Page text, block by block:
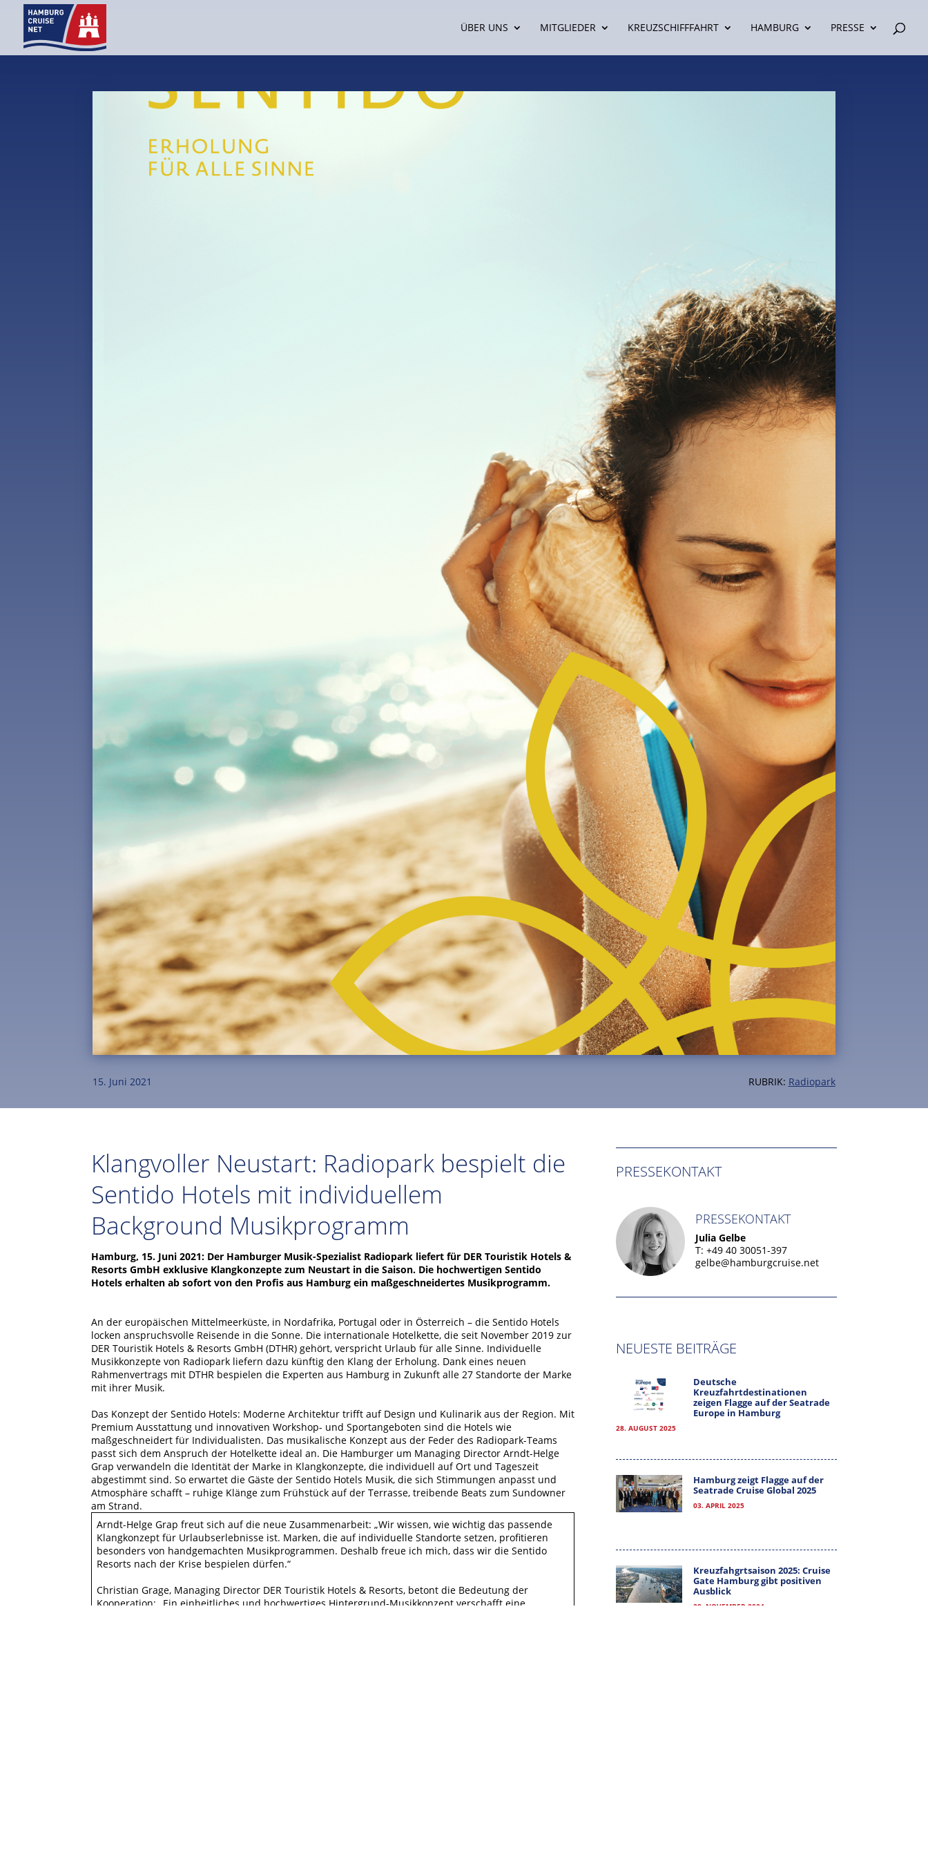
ÜBER UNS MITGLIEDER KREUZSCHIFFFAHRT HAMBURG PRESSE
15. Juni 2021 RUBRIK: Radiopark
Klangvoller Neustart: Radiopark bespielt die
Sentido Hotels mit individuellem
Background Musikprogramm
Hamburg, 15. Juni 2021: Der Hamburger Musik-Spezialist Radiopark liefert für DER Touristik Hotels &
Resorts GmbH exklusive Klangkonzepte zum Neustart in die Saison. Die hochwertigen Sentido
Hotels erhalten ab sofort von den Profis aus Hamburg ein maßgeschneidertes Musikprogramm.
An der europäischen Mittelmeerküste, in Nordafrika, Portugal oder in Österreich – die Sentido Hotels
locken anspruchsvolle Reisende in die Sonne. Die internationale Hotelkette, die seit November 2019 zur
DER Touristik Hotels & Resorts GmbH (DTHR) gehört, verspricht Urlaub für alle Sinne. Individuelle
Musikkonzepte von Radiopark liefern dazu künftig den Klang der Erholung. Dank eines neuen
Rahmenvertrags mit DTHR bespielen die Experten aus Hamburg in Zukunft alle 27 Standorte der Marke
mit ihrer Musik.
Das Konzept der Sentido Hotels: Moderne Architektur trifft auf Design und Kulinarik aus der Region. Mit
Premium Ausstattung und innovativen Workshop- und Sportangeboten sind die Hotels wie
maßgeschneidert für Individualisten. Das musikalische Konzept aus der Feder des Radiopark-Teams
passt sich dem Anspruch der Hotelkette ideal an. Die Hamburger um Managing Director Arndt-Helge
Grap verwandeln die Identität der Marke in Klangkonzepte, die individuell auf Ort und Tageszeit
abgestimmt sind. So erwartet die Gäste der Sentido Hotels Musik, die sich Stimmungen anpasst und
Atmosphäre schafft – ruhige Klänge zum Frühstück auf der Terrasse, treibende Beats zum Sundowner
am Strand.
Arndt-Helge Grap freut sich auf die neue Zusammenarbeit: „Wir wissen, wie wichtig das passende
Klangkonzept für Urlaubserlebnisse ist. Marken, die auf individuelle Standorte setzen, profitieren
besonders von handgemachten Musikprogrammen. Deshalb freue ich mich, dass wir die Sentido
Resorts nach der Krise bespielen dürfen.“
Christian Grage, Managing Director DER Touristik Hotels & Resorts, betont die Bedeutung der
Kooperation: „Ein einheitliches und hochwertiges Hintergrund-Musikkonzept verschafft eine
PRESSEKONTAKT
PRESSEKONTAKT
Julia Gelbe
T: +49 40 30051-397
gelbe@hamburgcruise.net
NEUESTE BEITRÄGE
Deutsche
Kreuzfahrtdestinationen
zeigen Flagge auf der Seatrade
Europe in Hamburg
28. AUGUST 2025
Hamburg zeigt Flagge auf der
Seatrade Cruise Global 2025
03. APRIL 2025
Kreuzfahgrtsaison 2025: Cruise
Gate Hamburg gibt positiven
Ausblick
28. NOVEMBER 2024
Hamburg Cruise Net e. V.
Wexstrasse 7
20355 Hamburg
T: +49-40-30051-394
info@hamburgcruise.net
IMPRESSUM DATENSCHUTZERKLÄRUNG VEREINSSATZUNG MITGLIEDER-LOGIN